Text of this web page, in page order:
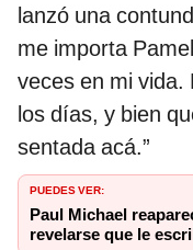
lanzó una
me importa
veces en mi vida.
los días, y bien
sentada acá.”
PUEDES VER:
Paul Michael
revelarse que le